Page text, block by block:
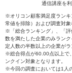
通信講座を
※オリコン顧客満足度ランキ
常値を排除）および調査対
※「総合ランキング」、「評
数を満たした企業のみラン
定人数の半数以上の企業がラ
※総合得点が60.00点以上で
ンクイン対象となります。
※今回の調査においては1人